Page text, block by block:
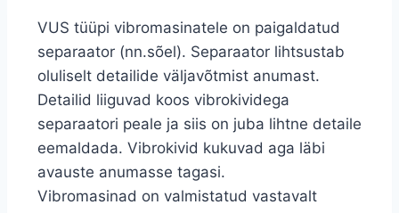
VUS tüüpi vibromasinatele on paigaldatud
separaator (nn.sõel). Separaator lihtsustab
oluliselt detailide väljavõtmist anumast.
Detailid liiguvad koos vibrokividega
separaatori peale ja siis on juba lihtne detaile
eemaldada. Vibrokivid kukuvad aga läbi
avauste anumasse tagasi.
Vibromasinad on valmistatud vastavalt